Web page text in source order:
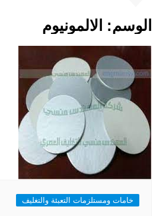
الوسم: الالمونيوم
خامات ومستلزمات التعبئة والتغليف